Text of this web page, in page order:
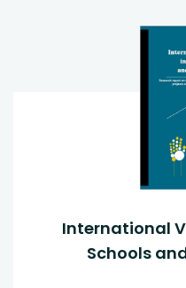
International
Schools